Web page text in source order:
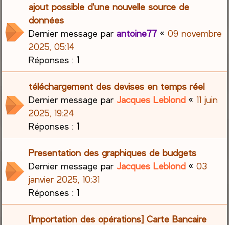
ajout possible d'une nouvelle source de
données
Dernier message parantoine77 «09 novembre
2025, 05:14
Réponses :1
téléchargement des devises en temps réel
Dernier message parJacques Leblond « 11 juin
2025, 19:24
Réponses :1
Presentation des graphiques de budgets
Dernier message parJacques Leblond «03
janvier 2025, 10:31
Réponses :1
[Importation des opérations] Carte Bancaire